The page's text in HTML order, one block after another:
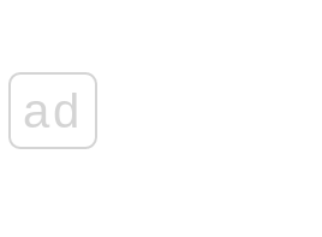
ad